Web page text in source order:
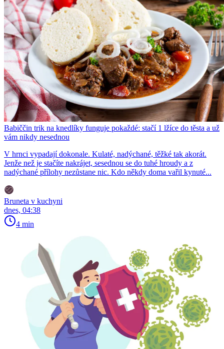
Babiččin trik na knedlíky funguje pokaždé: stačí 1 lžíce do těsta a už
vám nikdy nesednou
V hrnci vypadají dokonale. Kulaté, nadýchané, těžké tak akorát.
Jenže než je stačíte nakrájet, sesednou se do tuhé hroudy a z
nadýchané přílohy nezůstane nic. Kdo někdy doma vařil kynuté...
Bruneta v kuchyni
dnes, 04:38
4 min